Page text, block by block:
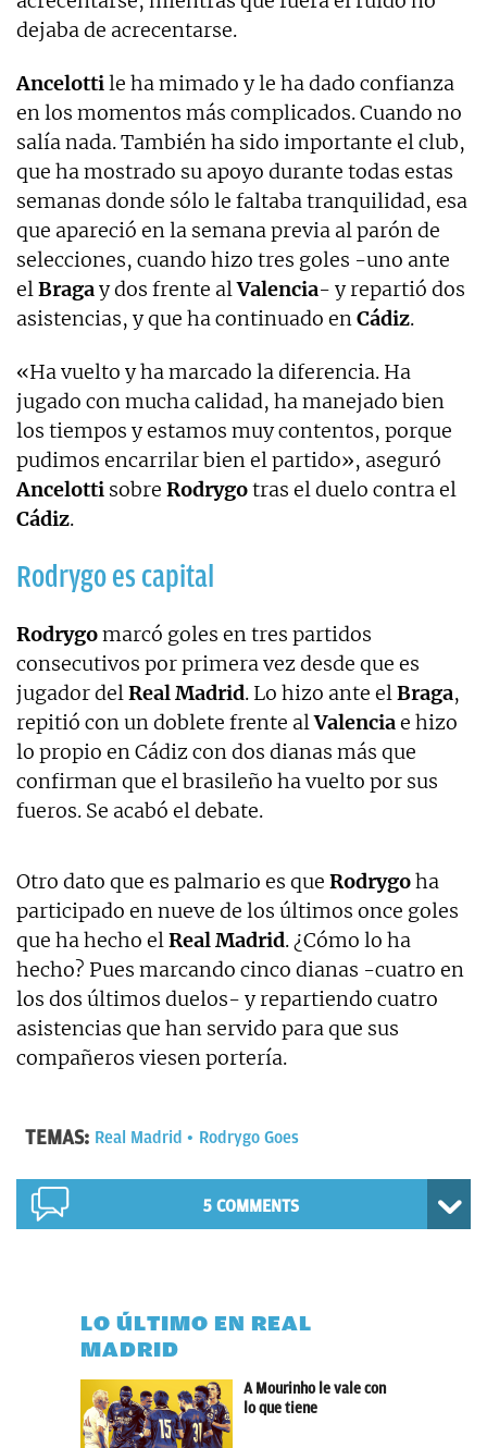
dejaba de acrecentarse.
Ancelottile ha mimado y le ha dado confianza
en los momentos más complicados. Cuando no
salía nada. También ha sido importante el club,
que ha mostrado su apoyo durante todas estas
semanas donde sólo le faltaba tranquilidad, esa
que apareció en la semana previa al parón de
selecciones, cuando hizo tres goles -uno ante
elBragay dos frente alValencia- y repartió dos
asistencias, y que ha continuado enCádiz.
«Ha vuelto y ha marcado la diferencia. Ha
jugado con mucha calidad, ha manejado bien
los tiempos y estamos muy contentos, porque
pudimos encarrilar bien el partido», aseguró
Ancelotti sobre Rodrygotras el duelo contra el
Cádiz.
Rodrygo es capital
Rodrygomarcó goles en tres partidos
consecutivos por primera vez desde que es
jugador delReal Madrid. Lo hizo ante elBraga,
repitió con un doblete frente alValenciae hizo
lo propio en Cádiz con dos dianas más que
confirman que el brasileño ha vuelto por sus
fueros. Se acabó el debate.
Otro dato que es palmario es que Rodrygoha
participado en nueve de los últimos once goles
que ha hecho elReal Madrid. ¿Cómo lo ha
hecho? Pues marcando cinco dianas -cuatro en
los dos últimos duelos- y repartiendo cuatro
asistencias que han servido para que sus
compañeros viesen portería.
TEMAS: Real Madrid Rodrygo Goes
5 COMMENTS
LO ÚLTIMO EN REAL
MADRID
A Mourinho le vale con
lo que tiene